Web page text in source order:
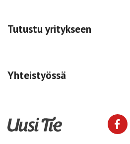
Tutustu yritykseen
Yhteistyössä